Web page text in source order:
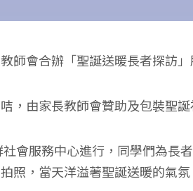
師會合辦「聖誕送暖長者探訪」
，由家長教師會贊助及包裝聖
會服務中心進行，同學們為長
照，當天洋溢著聖誕送暖的氣氛